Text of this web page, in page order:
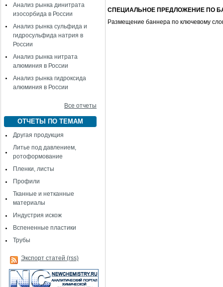
Анализ рынка динитрата
изосорбида в России
Анализ рынка сульфида и
гидросульфида натрия в
России
Анализ рынка нитрата
алюминия в России
Анализ рынка гидроксида
алюминия в России
Все отчеты
ОТЧЕТЫ ПО ТЕМАМ
Другая продукция
Литье под давлением,
ротоформование
Пленки, листы
Профили
Тканные и нетканные
материалы
Индустрия искож
Вспененные пластики
Трубы
Экспорт статей (rss)
СПЕЦИАЛЬНОЕ ПРЕДЛОЖЕНИЕ ПО
Размещение баннера по ключевому